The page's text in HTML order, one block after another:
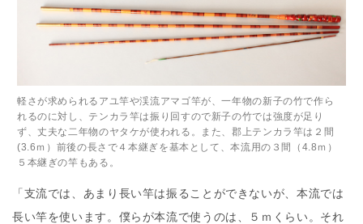
軽さが求められるアユ竿や渓流アマゴ竿が、一年物の新子の竹で作ら
れるのに対し、テンカラ竿は振り回すので新子の竹では強度が足り
ず、丈夫な二年物のヤタケが使われる。また、郡上テンカラ竿は２間
(3.6ｍ）前後の長さで４本継ぎを基本として、本流用の３間（4.8ｍ）
５本継ぎの竿もある。
「支流では、あまり長い竿は振ることができないが、本流では
長い竿を使います。僕らが本流で使うのは、５ｍくらい。それ